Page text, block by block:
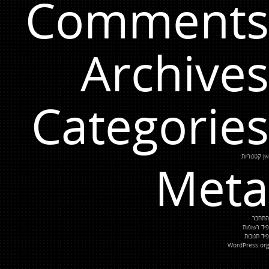
Comments
Archives
Categories
אין קטגוריות
Meta
התחבר
פיד רשומות
פיד תגובות
WordPress.org